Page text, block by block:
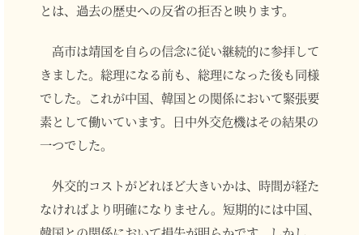
とは、過去の歴史への反省の拒否と映ります。
高市は靖国を自らの信念に従い継続的に参拝して
きました。総理になる前も、総理になった後も同様
でした。これが中国、韓国との関係において緊張要
素として働いています。日中外交危機はその結果の
一つでした。
外交的コストがどれほど大きいかは、時間が経た
なければより明確になりません。短期的には中国、